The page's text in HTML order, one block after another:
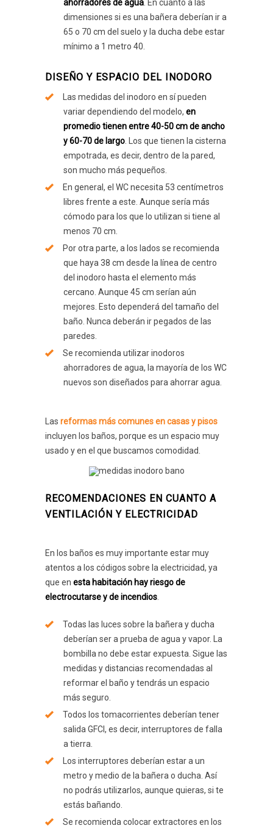
ahorradores de agua. En cuanto a las
dimensiones si es una bañera deberían ir a
65 o 70 cm del suelo y la ducha debe estar
mínimo a 1 metro 40.
DISEÑO Y ESPACIO DEL INODORO
Las medidas del inodoro en sí pueden
variar dependiendo del modelo, en
promedio tienen entre 40-50 cm de ancho
y 60-70 de largo. Los que tienen la cisterna
empotrada, es decir, dentro de la pared,
son mucho más pequeños.
En general, el WC necesita 53 centímetros
libres frente a este. Aunque sería más
cómodo para los que lo utilizan si tiene al
menos 70 cm.
Por otra parte, a los lados se recomienda
que haya 38 cm desde la línea de centro
del inodoro hasta el elemento más
cercano. Aunque 45 cm serían aún
mejores. Esto dependerá del tamaño del
baño. Nunca deberán ir pegados de las
paredes.
Se recomienda utilizar inodoros
ahorradores de agua, la mayoría de los WC
nuevos son diseñados para ahorrar agua.
Las reformas más comunes en casas y pisos
incluyen los baños, porque es un espacio muy
usado y en el que buscamos comodidad.
RECOMENDACIONES EN CUANTO A
VENTILACIÓN Y ELECTRICIDAD
En los baños es muy importante estar muy
atentos a los códigos sobre la electricidad, ya
que en esta habitación hay riesgo de
electrocutarse y de incendios.
Todas las luces sobre la bañera y ducha
deberían ser a prueba de agua y vapor. La
bombilla no debe estar expuesta. Sigue las
medidas y distancias recomendadas al
reformar el baño y tendrás un espacio
más seguro.
Todos los tomacorrientes deberían tener
salida GFCI, es decir, interruptores de falla
a tierra.
Los interruptores deberían estar a un
metro y medio de la bañera o ducha. Así
no podrás utilizarlos, aunque quieras, si te
estás bañando.
Se recomienda colocar extractores en los